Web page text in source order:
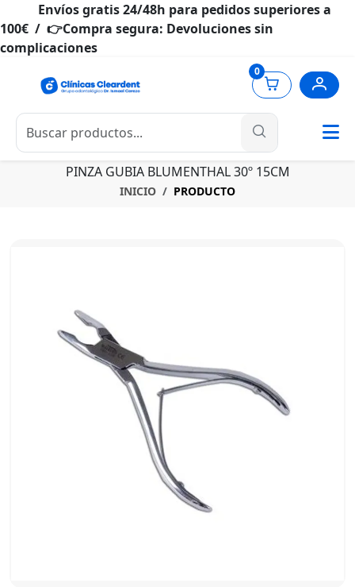
Envíos gratis 24/48h para pedidos superiores a
100€ / 👉Compra segura: Devoluciones sin
complicaciones
0
PINZA GUBIA BLUMENTHAL 30º 15CM
INICIO PRODUCTO